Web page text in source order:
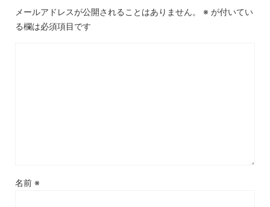
メールアドレスが公開されることはありません。 ※ が付いてい
る欄は必須項目です
名前 ※